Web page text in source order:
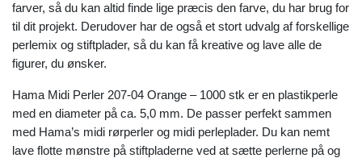
farver, så du kan altid finde lige præcis den farve, du har brug for
til dit projekt. Derudover har de også et stort udvalg af forskellige
perlemix og stiftplader, så du kan få kreative og lave alle de
figurer, du ønsker.
Hama Midi Perler 207-04 Orange – 1000 stk er en plastikperle
med en diameter på ca. 5,0 mm. De passer perfekt sammen
med Hama’s midi rørperler og midi perleplader. Du kan nemt
lave flotte mønstre på stiftpladerne ved at sætte perlerne på og